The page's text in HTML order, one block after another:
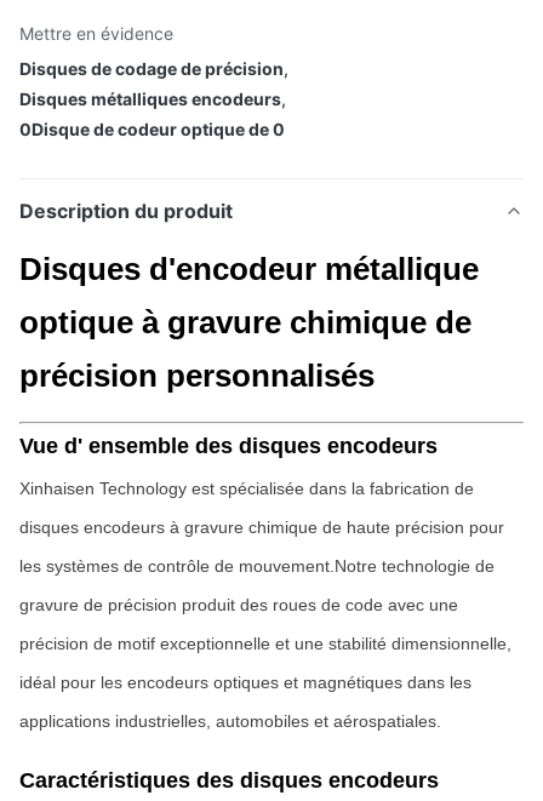
Mettre en évidence
Disques de codage de précision,
Disques métalliques encodeurs,
0Disque de codeur optique de 0
Description du produit
Disques d'encodeur métallique
optique à gravure chimique de
précision personnalisés
Vue d' ensemble des disques encodeurs
Xinhaisen Technology est spécialisée dans la fabrication de
disques encodeurs à gravure chimique de haute précision pour
les systèmes de contrôle de mouvement.Notre technologie de
gravure de précision produit des roues de code avec une
précision de motif exceptionnelle et une stabilité dimensionnelle,
idéal pour les encodeurs optiques et magnétiques dans les
applications industrielles, automobiles et aérospatiales.
Caractéristiques des disques encodeurs